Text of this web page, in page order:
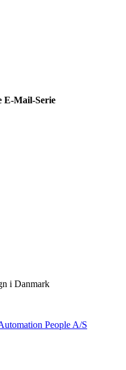
E-Mail-Serie
i Danmark
People A/S